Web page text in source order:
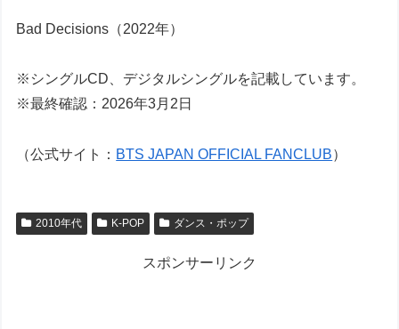
Bad Decisions（2022年）
※シングルCD、デジタルシングルを記載しています。
※最終確認：2026年3月2日
（公式サイト： BTS JAPAN OFFICIAL FANCLUB）
2010年代 K-POP ダンス・ポップ
スポンサーリンク